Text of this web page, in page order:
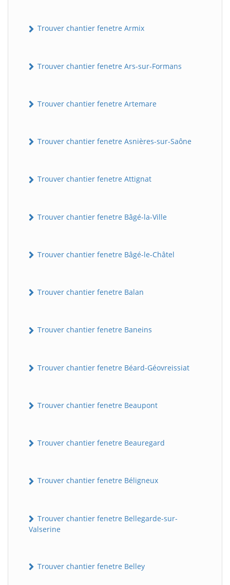
Trouver chantier fenetre Armix
Trouver chantier fenetre Ars-sur-Formans
Trouver chantier fenetre Artemare
Trouver chantier fenetre Asnières-sur-Saône
Trouver chantier fenetre Attignat
Trouver chantier fenetre Bâgé-la-Ville
Trouver chantier fenetre Bâgé-le-Châtel
Trouver chantier fenetre Balan
Trouver chantier fenetre Baneins
Trouver chantier fenetre Béard-Géovreissiat
Trouver chantier fenetre Beaupont
Trouver chantier fenetre Beauregard
Trouver chantier fenetre Béligneux
Trouver chantier fenetre Bellegarde-sur-
Valserine
Trouver chantier fenetre Belley